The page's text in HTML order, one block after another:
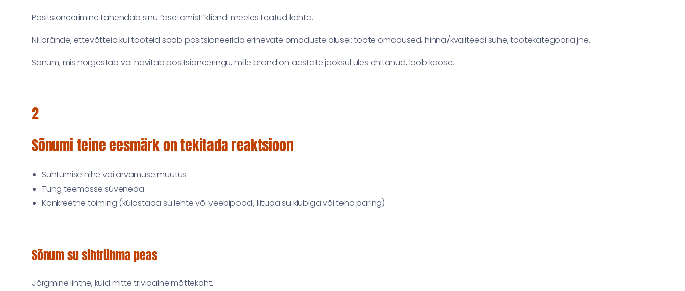
Positsioneerimine tähendab sinu “asetamist” kliendi meeles teatud kohta.
Nii brände, ettevõtteid kui tooteid saab positsioneerida erinevate omaduste alusel: toote omadused, hinna/kvaliteedi suhe, tootekategooria jne.
Sõnum, mis nõrgestab või hävitab positsioneeringu, mille bränd on aastate jooksul üles ehitanud, loob kaose.
2
Sõnumi teine eesmärk on tekitada reaktsioon
Suhtumise nihe või arvamuse muutus
Tung teemasse süveneda.
Konkreetne toiming (külastada su lehte või veebipoodi, liituda su klubiga või teha päring)
Sõnum su sihtrühma peas
Järgmine lihtne, kuid mitte triviaalne mõttekoht.